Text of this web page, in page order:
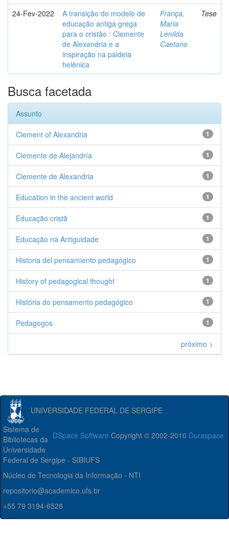
24-Fev-2022
A transição do modelo de
educação antiga grega
para o cristão : Clemente
de Alexandria e a
inspiração na paideia
helênica
França,
Maria
Lenilda
Caetano
Tese
Busca facetada
Assunto
1
Clement of Alexandria
1
Clemente de Alejandría
1
Clemente de Alexandria
1
Education in the ancient world
1
Educação cristã
1
Educação na Antiguidade
1
Historia del pensamiento pedagógico
1
History of pedagogical thought
1
História do pensamento pedagógico
1
Pedagogos
próximo >
UNIVERSIDADE FEDERAL DE SERGIPE
DSpace Software Copyright © 2002-2010 Duraspace
Sistema de
Bibliotecas da
Universidade
Federal de Sergipe - SIBIUFS
Núcleo de Tecnologia da Informação - NTI
repositorio@academico.ufs.br
+55 79 3194-6528